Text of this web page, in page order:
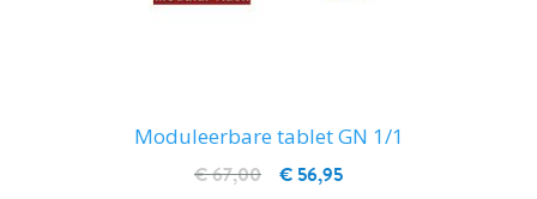
Moduleerbare tablet GN 1/1
€ 56,95
€ 67,00